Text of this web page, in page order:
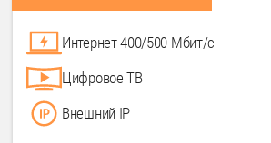
Интернет 400/500 Мбит/с
Цифровое ТВ
Внешний IP